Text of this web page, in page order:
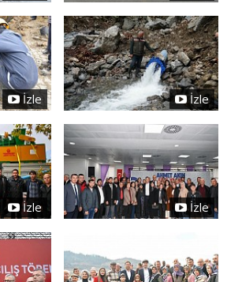
İzle İzle
İzle İzle